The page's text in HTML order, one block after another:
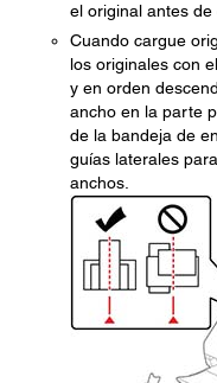
el original antes de
Cuando cargue
los originales con
y en orden
ancho en la parte
de la bandeja de
guías laterales
anchos.